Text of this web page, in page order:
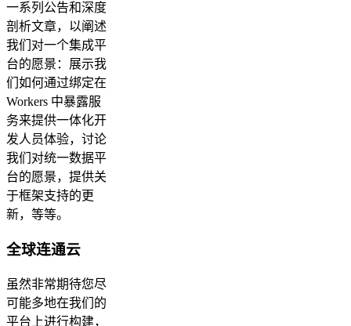
一系列公告和深度
剖析文章，以阐述
我们对一个集成平
台的愿景：展示我
们如何通过绑定在
Workers 中暴露服
务来提供一体化开
发人员体验，讨论
我们对统一数据平
台的愿景，提供关
于框架支持的更
新，等等。
全球连通云
虽然非常期待您尽
可能多地在我们的
平台上进行构建，